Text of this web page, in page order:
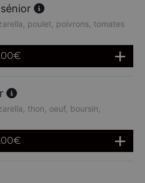
poulet, poivrons, tomates
€
thon, oeuf, boursin,
€